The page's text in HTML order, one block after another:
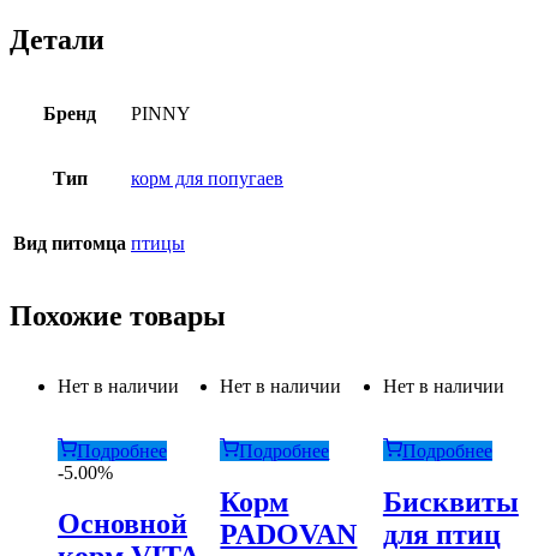
Детали
Бренд PINNY
Тип корм для попугаев
Вид питомца птицы
Похожие товары
Нет в наличии
Подробнее
-5.00%
Основной
Нет в наличии
Подробнее
Корм
PADOVAN
Нет в наличии
Подробнее
Бисквиты
для птиц